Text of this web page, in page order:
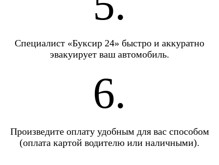
Специалист «Буксир 24» быстро и аккуратно
эвакуирует ваш автомобиль.
6.
Произведите оплату удобным для вас способом
(оплата картой водителю или наличными).